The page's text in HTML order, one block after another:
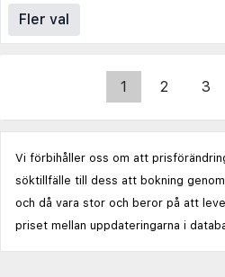
Fler val
1 2 3
Vi förbihåller oss om att
söktillfälle till dess att bokning
och då vara stor och beror på att
priset mellan uppdateringarna i